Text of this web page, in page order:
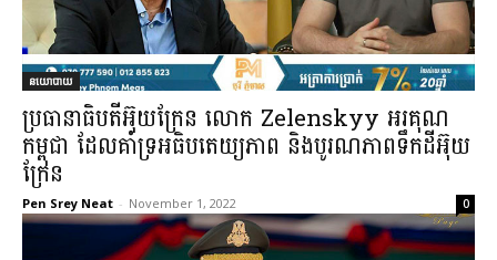
នយោបាយ
ប្រធានាធិបតីអ៊ុយក្រែន លោក Zelenskyy អរគុណ
កម្ពុជា ដែលគាំទ្រអធិបតេយ្យភាព និងបូរណភាពទឹកដីអ៊ុយ
ក្រែន
Pen Srey Neat - November 1, 2022 0